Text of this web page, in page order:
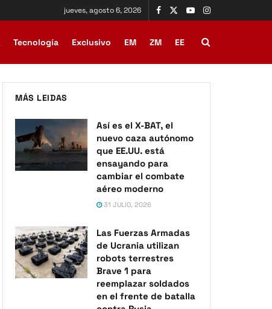
jueves, agosto 6, 2026
Tecnología Exclusivo EM ZM EE
MÁS LEIDAS
Así es el X-BAT, el
nuevo caza autónomo
que EE.UU. está
ensayando para
cambiar el combate
aéreo moderno
31 JULIO, 2026
Las Fuerzas Armadas
de Ucrania utilizan
robots terrestres
Brave 1 para
reemplazar soldados
en el frente de batalla